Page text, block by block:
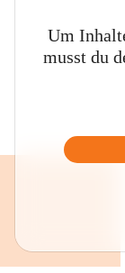
Um
musst du